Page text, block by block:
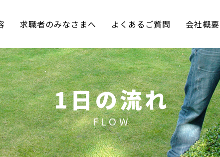
求職者のみなさまへ よくあるご質問 会社概要
1日の流れ
FLOW